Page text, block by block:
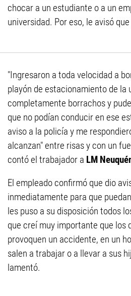
chocar a un estudiante o a un
universidad. Por eso, le avisó
"Ingresaron a toda velocidad a
playón de estacionamiento de la
completamente borrachos y
que no podían conducir en ese
aviso a la policía y me
alcanzan" entre risas y con un
contó el trabajador a LM
El empleado confirmó que dio
inmediatamente para que
les puso a su disposición todos
que creí muy importante que los
provoquen un accidente, en un
salen a trabajar o a llevar a sus
lamentó.